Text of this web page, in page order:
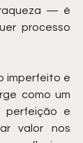
— é
processo
imperfeito e
como um
perfeição e
valor nos